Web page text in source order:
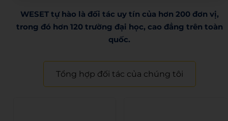
WESET tự hào là đối tác uy tín của hơn 200 đơn vị,
trong đó hơn 120 trường đại học, cao đẳng trên toàn
quốc.​
Tổng hợp đối tác của chúng tôi